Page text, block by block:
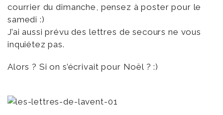
courrier du dimanche, pensez à poster pour le
samedi :)
J’ai aussi prévu des lettres de secours ne vous
inquiétez pas.
Alors ? Si on s’écrivait pour Noël ? :)